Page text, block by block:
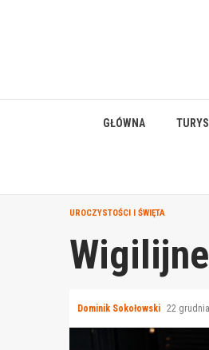
GŁÓWNA
UROCZYSTOŚCI I ŚWIĘTA
Dominik Sokołowski 22